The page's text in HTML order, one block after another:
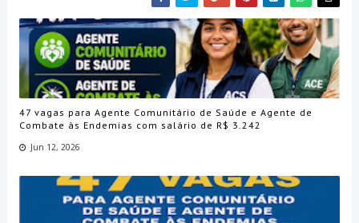
47 vagas para Agente Comunitário de Saúde e Agente de
Combate às Endemias com salário de R$ 3.242
Jun 12, 2026